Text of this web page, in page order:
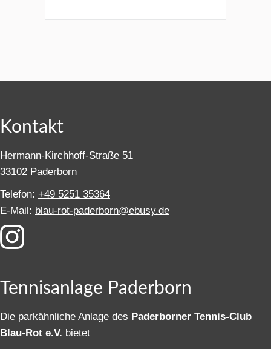
Kontakt
Hermann-Kirchhoff-Straße 51
33102 Paderborn
Telefon: +49 5251 35364
E-Mail: blau-rot-paderborn@ebusy.de
Tennisanlage Paderborn
Die parkähnliche Anlage des Paderborner Tennis-Club
Blau-Rot e.V. bietet